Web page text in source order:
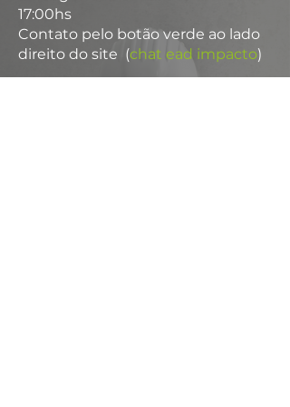
17:00hs
Contato pelo botão verde ao lado
direito do site (chat ead impacto)